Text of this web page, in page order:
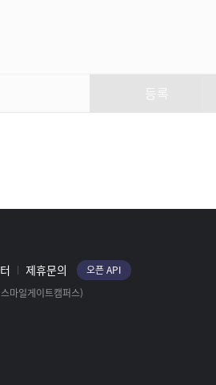
달려라 모코코즈! (Run,
LOST ARK
제휴문의
오픈 API
마일게이트캠퍼스)